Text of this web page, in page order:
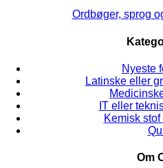
Ordbøger, sprog
Nyeste
Latinske eller
IT eller
Kemisk
Om